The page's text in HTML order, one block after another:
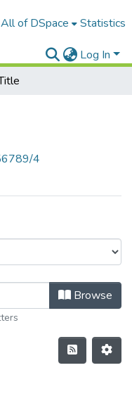
All of DSpace Statistics
Log In
4
Browse